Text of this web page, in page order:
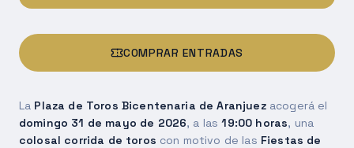
COMPRAR ENTRADAS
La Plaza de Toros Bicentenaria de Aranjuezacogerá el
domingo 31 de mayo de 2026, a las19:00 horas, una
colosal corrida de toros con motivo de las Fiestas de